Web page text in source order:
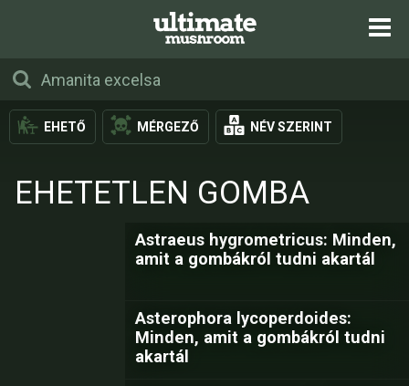
EHETŐ MÉRGEZŐ NÉV SZERINT
EHETETLEN GOMBA
Astraeus hygrometricus: Minden,
amit a gombákról tudni akartál
Asterophora lycoperdoides:
Minden, amit a gombákról tudni
akartál